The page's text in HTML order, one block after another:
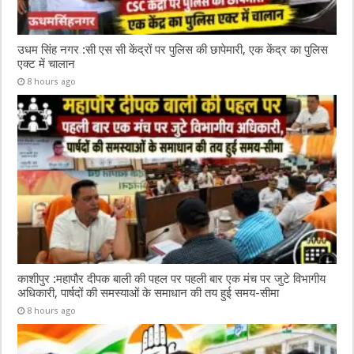
उधम सिंह नगर :सी एस सी केंद्रों पर पुलिस की छापेमारी, एक केंद्र का पुलिस
एक्ट में चालान
8 hours ago
काशीपुर :महापौर दीपक बाली की पहल पर पहली बार एक मंच पर जुटे विभागीय
अधिकारी, पार्षदों की समस्याओं के समाधान की तय हुई समय-सीमा
8 hours ago